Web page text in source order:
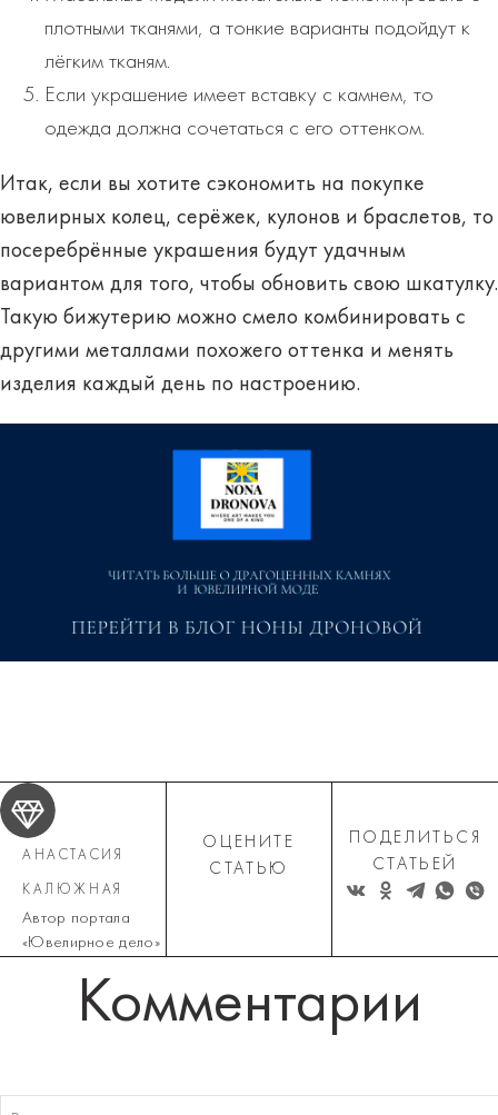
плотными тканями, а тонкие варианты подойдут к
лёгким тканям.
Если украшение имеет вставку с камнем, то
одежда должна сочетаться с его оттенком.
Итак, если вы хотите сэкономить на покупке
ювелирных колец, серёжек, кулонов и браслетов, то
посеребрённые украшения будут удачным
вариантом для того, чтобы обновить свою шкатулку.
Такую бижутерию можно смело комбинировать с
другими металлами похожего оттенка и менять
изделия каждый день по настроению.
АНАСТАСИЯ
КАЛЮЖНАЯ
Автор портала
«Ювелирное дело»
ОЦЕНИТЕ
СТАТЬЮ
ПОДЕЛИТЬСЯ
СТАТЬЕЙ
Комментарии